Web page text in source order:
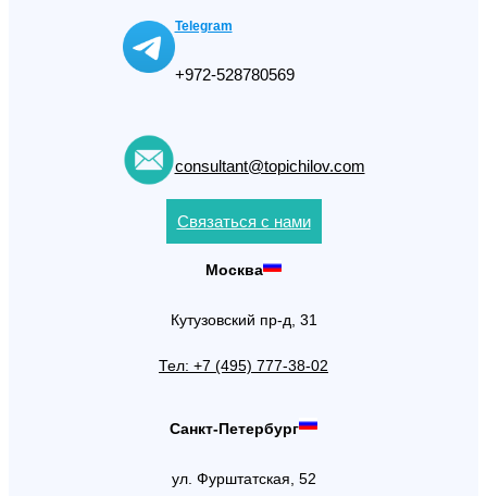
Telegram
+972-528780569
consultant@topichilov.com
Связаться с нами
Москва
Кутузовский пр-д, 31
Тел: +7 (495) 777-38-02
Санкт-Петербург
ул. Фурштатская, 52